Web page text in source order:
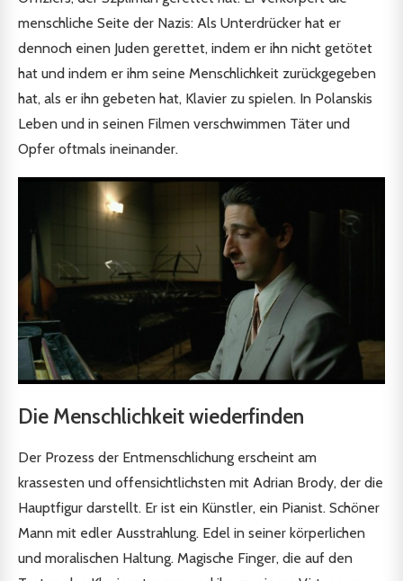
menschliche Seite der Nazis: Als Unterdrücker hat er
dennoch einen Juden gerettet, indem er ihn nicht getötet
hat und indem er ihm seine Menschlichkeit zurückgegeben
hat, als er ihn gebeten hat, Klavier zu spielen. In Polanskis
Leben und in seinen Filmen verschwimmen Täter und
Opfer oftmals ineinander.
Die Menschlichkeit wiederfinden
Der Prozess der Entmenschlichung erscheint am
krassesten und offensichtlichsten mit Adrian Brody, der die
Hauptfigur darstellt. Er ist ein Künstler, ein Pianist. Schöner
Mann mit edler Ausstrahlung. Edel in seiner körperlichen
und moralischen Haltung. Magische Finger, die auf den